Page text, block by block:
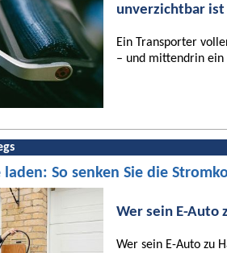
unverzichtbar ist
Ein Transporter
– und mittendrin
laden: So senken Sie die
Wer sein E-Auto
Wer sein E-Auto zu